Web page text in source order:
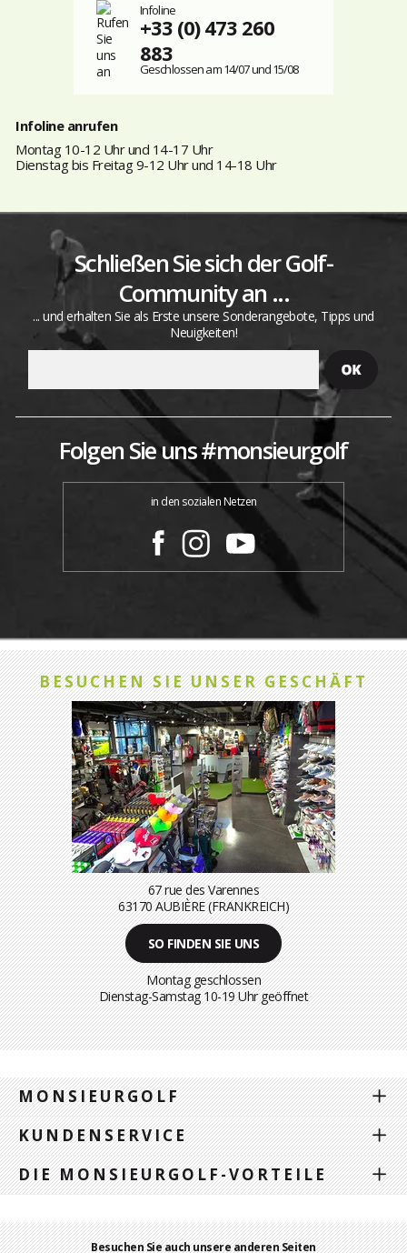
Infoline
+33 (0) 473 260
883
Geschlossen am 14/07 und 15/08
Infoline anrufen
Montag 10-12 Uhr und 14-17 Uhr
Dienstag bis Freitag 9-12 Uhr und 14-18 Uhr
Schließen Sie sich der Golf-
Community an ...
... und erhalten Sie als Erste unsere Sonderangebote, Tipps und
Neuigkeiten!
Folgen Sie uns #monsieurgolf
in den sozialen Netzen
BESUCHEN SIE UNSER GESCHÄFT
67 rue des Varennes
63170 AUBIÈRE (FRANKREICH)
SO FINDEN SIE UNS
Montag geschlossen
Dienstag-Samstag 10-19 Uhr geöffnet
MONSIEURGOLF
KUNDENSERVICE
DIE MONSIEURGOLF-VORTEILE
Besuchen Sie auch unsere anderen Seiten